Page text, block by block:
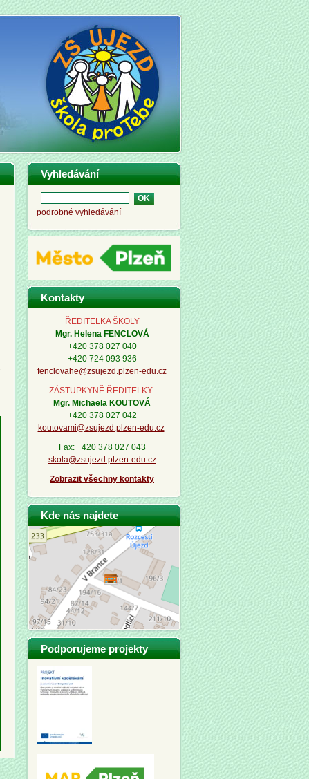
Vyhledávání
podrobné vyhledávání
Kontakty
ŘEDITELKA ŠKOLY
Mgr. Helena FENCLOVÁ
+420 378 027 040
+420 724 093 936
fenclovahe@zsujezd.plzen-edu.cz
ZÁSTUPKYNĚ ŘEDITELKY
Mgr. Michaela KOUTOVÁ
+420 378 027 042
koutovami@zsujezd.plzen-edu.cz
Fax: +420 378 027 043
skola@zsujezd.plzen-edu.cz
Zobrazit všechny kontakty
Kde nás najdete
Podporujeme projekty